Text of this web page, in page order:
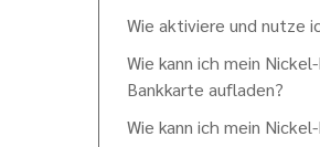
Wie aktiviere und nutze
Wie kann ich mein
Bankkarte aufladen?
Wie kann ich mein